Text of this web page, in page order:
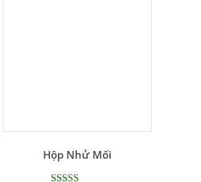
Hộp Nhử Mối